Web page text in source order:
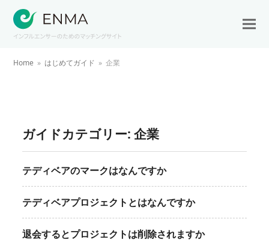
Home » はじめてガイド » 企業
ガイドカテゴリー:企業
テディベアのマークはなんですか
テディベアプロジェクトとはなんですか
退会するとプロジェクトは削除されますか